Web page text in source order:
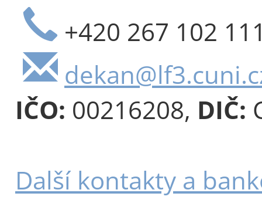
+420 267 102
IČO: 00216208, DIČ:
Další kontakty a